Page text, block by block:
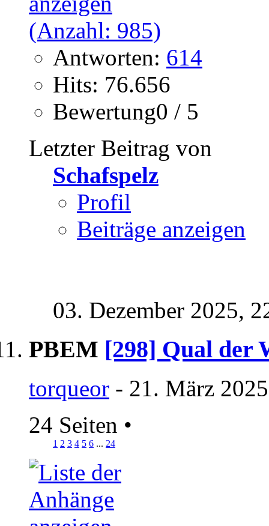
Antworten: 614
Hits: 76.656
Bewertung0 / 5
Letzter Beitrag von
Schafspelz
Profil
Beiträge anzeigen
03. Dezember 2025,
PBEM [298] Qual der
torqueor - 21. März
24 Seiten •
1 2 3 4 5 6 ... 24